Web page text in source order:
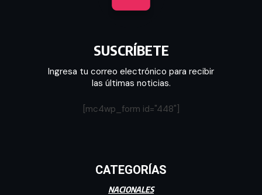
SUSCRÍBETE
Ingresa tu correo electrónico para recibir
las últimas noticias.
[mc4wp_form id="448"]
CATEGORÍAS
NACIONALES